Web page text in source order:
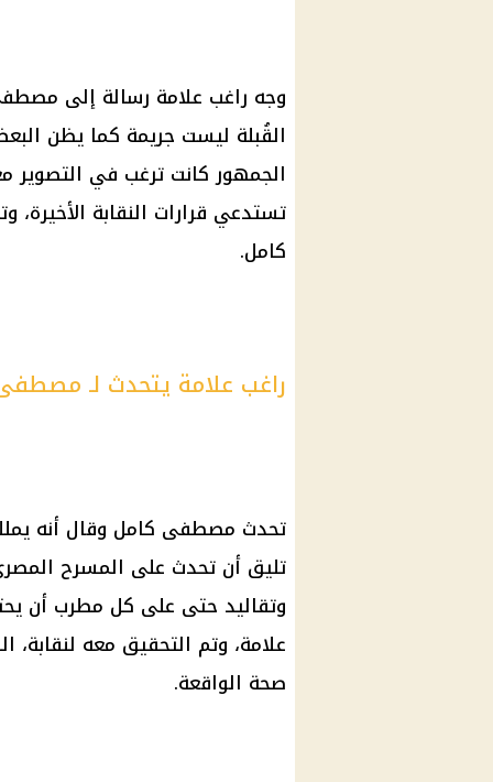
وجه راغب علامة رسالة إلى
القُبلة ليست جريمة كما يظن
الجمهور كانت ترغب في التصوير
تستدعي قرارات النقابة
كامل.
راغب علامة يتحدث لـ
تحدث مصطفى كامل وقال أنه
تليق أن تحدث على المسرح
وتقاليد حتى على كل مطرب أن
علامة، وتم التحقيق معه
صحة الواقعة.